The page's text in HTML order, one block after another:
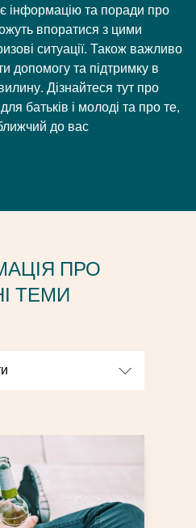
інформацію та поради про
впоратися з цими
ситуації. Також важливо
допомогу та підтримку в
Дізнайтеся тут про
батьків і молоді та про те,
до вас
ПРО
ТЕМИ